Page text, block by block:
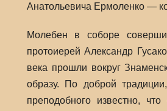
Анатольевича Ермоленко —
Молебен в соборе
протоиерей Александр
века прошли вокруг
образу. По доброй
преподобного известно,